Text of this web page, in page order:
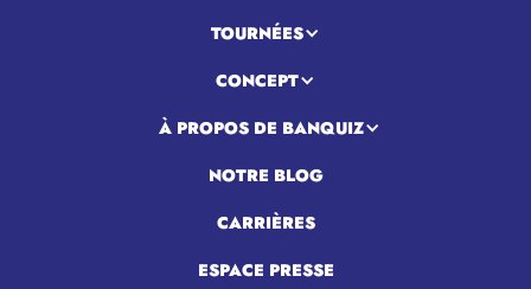
TOURNÉES
CONCEPT
À PROPOS DE BANQUIZ
NOTRE BLOG
CARRIÈRES
ESPACE PRESSE